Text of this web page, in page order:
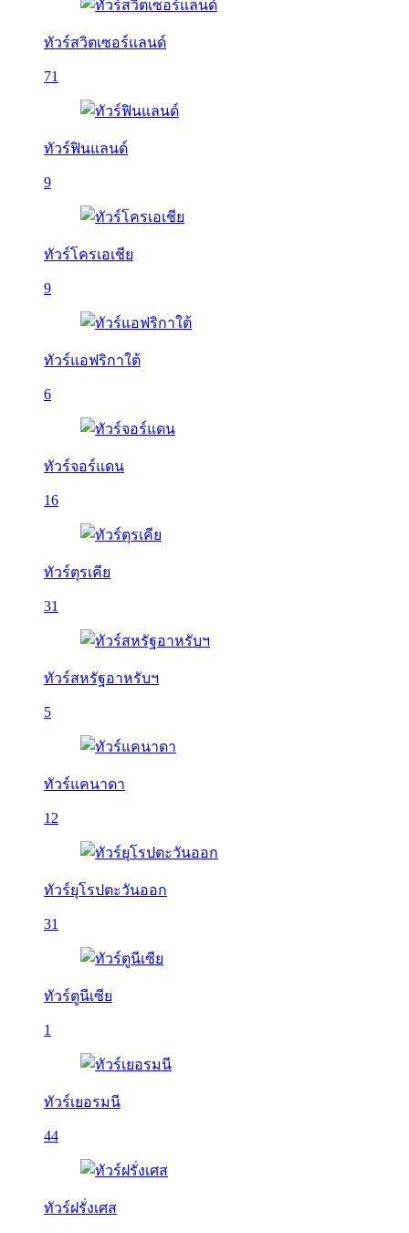
ทัวร์สวิตเซอร์แลนด์
71
ทัวร์ฟินแลนด์
9
ทัวร์โครเอเชีย
9
ทัวร์แอฟริกาใต้
6
ทัวร์จอร์แดน
16
ทัวร์ตุรเคีย
31
ทัวร์สหรัฐอาหรับฯ
5
ทัวร์แคนาดา
12
ทัวร์ยุโรปตะวันออก
31
ทัวร์ตูนีเซีย
1
ทัวร์เยอรมนี
44
ทัวร์ฝรั่งเศส